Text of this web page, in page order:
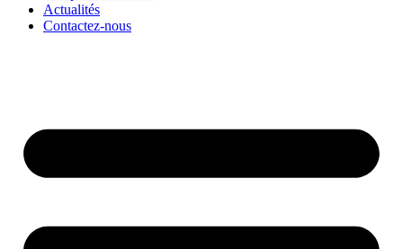
Actualités
Contactez-nous